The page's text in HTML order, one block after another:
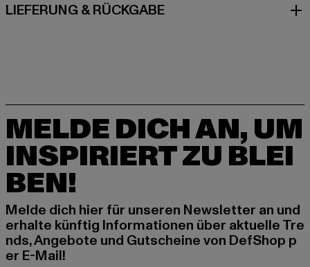
LIEFERUNG & RÜCKGABE
MELDE DICH AN, UM
INSPIRIERT ZU BLEI
BEN!
Melde dich hier für unseren Newsletter an und
erhalte künftig Informationen über aktuelle Tre
nds, Angebote und Gutscheine von DefShop p
er E-Mail!